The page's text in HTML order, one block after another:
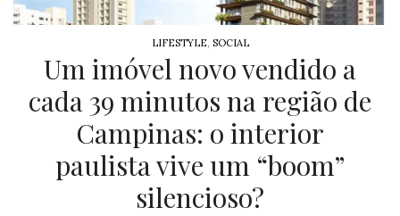
LIFESTYLE, SOCIAL
Um imóvel novo vendido a
cada 39 minutos na região de
Campinas: o interior
paulista vive um “boom”
silencioso?